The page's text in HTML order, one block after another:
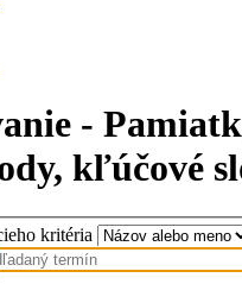
-
kľúčové
kritéria